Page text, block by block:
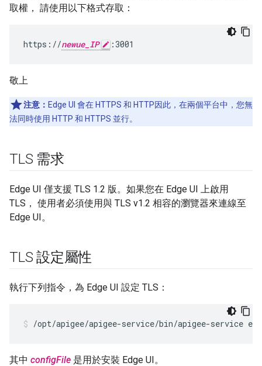
取權， 請使用以下格式存取：
https://newue_IP :3001
敬上
注意： Edge UI 會在 HTTPS 和 HTTP因此，在兩個平台中，您無
法同時使用 HTTP 和 HTTPS 並行。
TLS 需求
Edge UI 僅支援 TLS 1.2 版。如果您在 Edge UI 上啟用
TLS， 使用者必須使用與 TLS v1.2 相容的瀏覽器來連線至
Edge UI。
TLS 設定屬性
執行下列指令，為 Edge UI 設定 TLS：
/opt/apigee/apigee-service/bin/apigee-service
其中 configFile 是用於安裝 Edge UI。